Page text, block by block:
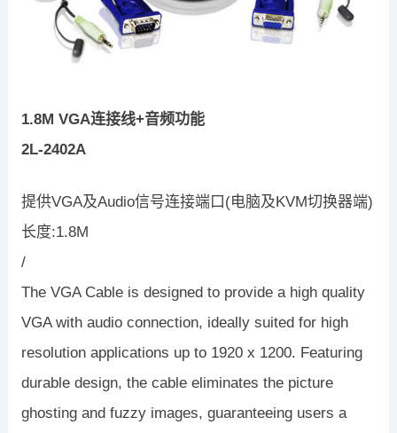
1.8M VGA连接线+音频功能
2L-2402A
提供VGA及Audio信号连接端口(电脑及KVM切换器端)
长度:1.8M
/
The VGA Cable is designed to provide a high quality
VGA with audio connection, ideally suited for high
resolution applications up to 1920 x 1200. Featuring
durable design, the cable eliminates the picture
ghosting and fuzzy images, guaranteeing users a